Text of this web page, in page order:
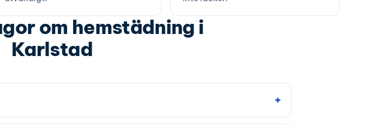
om hemstädning i
Karlstad